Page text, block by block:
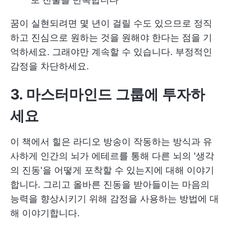
꿈이 실현되려면 몇 년이 걸릴 수도 있으므로 정직
하고 진심으로 원하는 것을 원해야 한다는 점을 기
억하세요. 그래야만 계속할 수 있습니다. 부정적인
감정을 차단하세요.
3. 마스터마인드 그룹에 투자하
세요
이 책에서 힐은 라디오 방송이 작동하는 방식과 유
사하게 인간의 뇌가 에테르를 통해 다른 뇌의 '생각
의 진동'을 어떻게 포착할 수 있는지에 대해 이야기
합니다. 그리고 올바른 진동을 받아들이는 마음의
능력을 향상시키기 위해 감정을 사용하는 방법에 대
해 이야기합니다.